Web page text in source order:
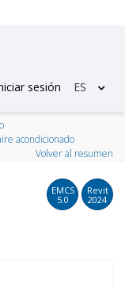
sesión ES
acondicionado
Volver al resumen
EMCS
5.0
Revit
2024